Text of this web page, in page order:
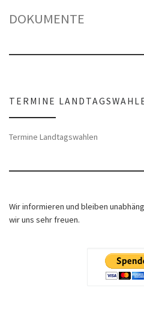
DOKUMENTE
TERMINE
Termine Landtagswahlen
Wir informieren und bleiben
wir uns sehr freuen.